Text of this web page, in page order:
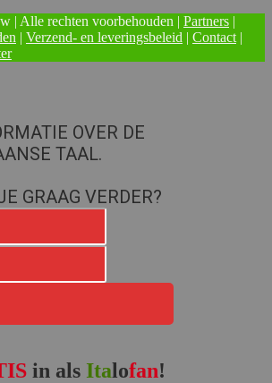
| Alle rechten voorbehouden | Partners |
| Verzend- en leveringsbeleid | Contact |
OVER DE
TAAL.
GRAAG VERDER?
in als Italofan!